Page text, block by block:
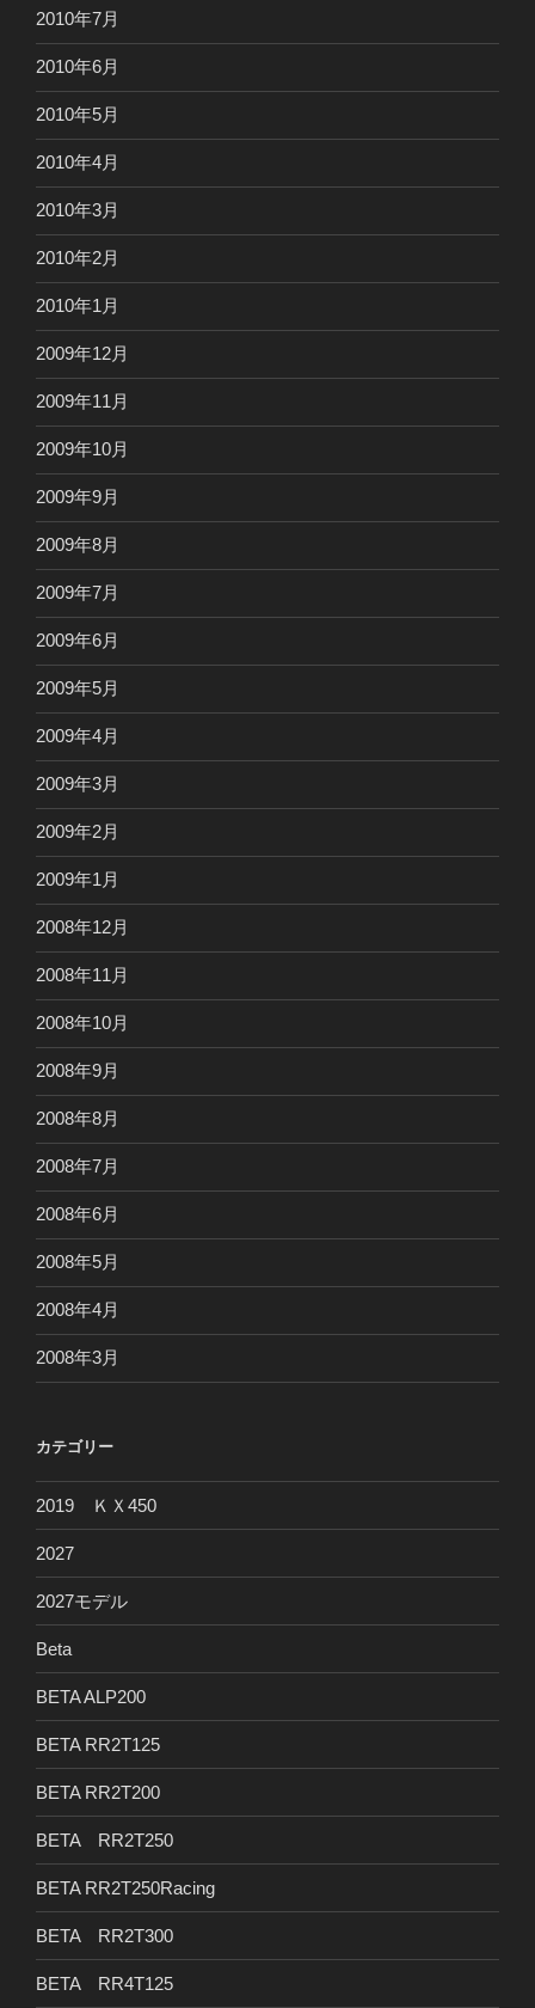
2010年7月
2010年6月
2010年5月
2010年4月
2010年3月
2010年2月
2010年1月
2009年12月
2009年11月
2009年10月
2009年9月
2009年8月
2009年7月
2009年6月
2009年5月
2009年4月
2009年3月
2009年2月
2009年1月
2008年12月
2008年11月
2008年10月
2008年9月
2008年8月
2008年7月
2008年6月
2008年5月
2008年4月
2008年3月
カテゴリー
2019 ＫＸ450
2027
2027モデル
Beta
BETA ALP200
BETA RR2T125
BETA RR2T200
BETA RR2T250
BETA RR2T250Racing
BETA RR2T300
BETA RR4T125